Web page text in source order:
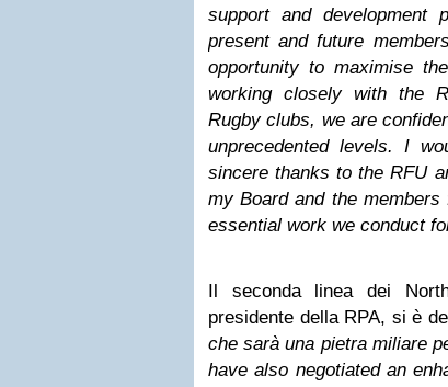
support and
present and future
opportunity to maximise
working closely with the
Rugby clubs, we are
unprecedented levels. I
sincere thanks to the RFU
my Board and the
essential work we conduct
Il seconda linea dei
presidente della RPA, si è
che sarà una pietra miliare
have also negotiated an